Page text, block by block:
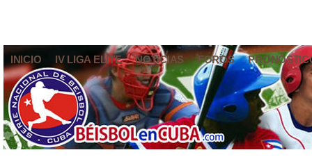
INICIO IV LIGA ELITE NOTICIAS FOROS